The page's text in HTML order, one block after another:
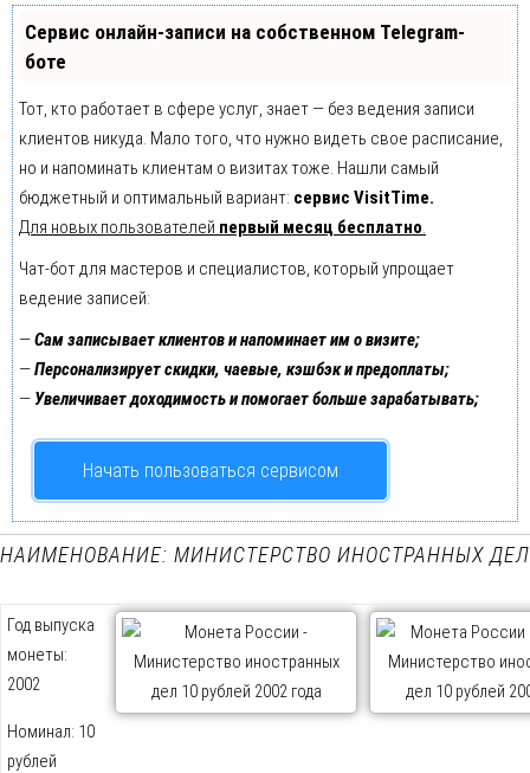
Сервис онлайн-записи на собственном Telegram-
боте
Тот, кто работает в сфере услуг, знает — без ведения записи
клиентов никуда. Мало того, что нужно видеть свое расписание,
но и напоминать клиентам о визитах тоже. Нашли самый
бюджетный и оптимальный вариант: сервис VisitTime.
Для новых пользователей первый месяц бесплатно.
Чат-бот для мастеров и специалистов, который упрощает
ведение записей:
—Сам записывает клиентов и напоминает им о визите;
—Персонализирует скидки, чаевые, кэшбэк и предоплаты;
— Увеличивает доходимость и помогает больше зарабатывать;
Начать пользоваться сервисом
НАИМЕНОВАНИЕ: МИНИСТЕРСТВО ИНОСТРАННЫХ ДЕЛ
Год выпуска
монеты:
2002
Номинал: 10
рублей